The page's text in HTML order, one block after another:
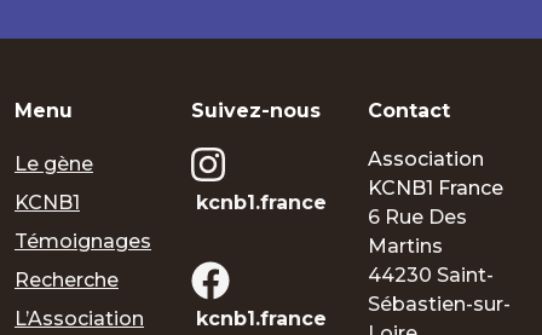
Menu
Le gène
KCNB1
Témoignages
Recherche
L’Association
Suivez-nous
kcnb1.france
kcnb1.france
Contact
Association
KCNB1 France
6 Rue Des
Martins
44230 Saint-
Sébastien-sur-